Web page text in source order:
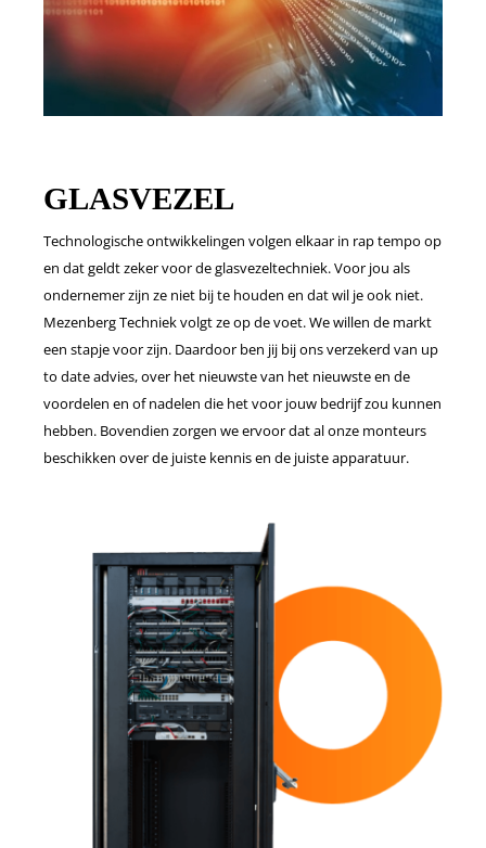
GLASVEZEL
Technologische ontwikkelingen volgen elkaar in rap tempo op
en dat geldt zeker voor de glasvezeltechniek. Voor jou als
ondernemer zijn ze niet bij te houden en dat wil je ook niet.
Mezenberg Techniek volgt ze op de voet. We willen de markt
een stapje voor zijn. Daardoor ben jij bij ons verzekerd van up
to date advies, over het nieuwste van het nieuwste en de
voordelen en of nadelen die het voor jouw bedrijf zou kunnen
hebben. Bovendien zorgen we ervoor dat al onze monteurs
beschikken over de juiste kennis en de juiste apparatuur.